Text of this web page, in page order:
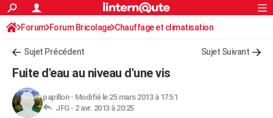
ACTUALITÉS
Politique
Société
Faits Divers
Education
Monde
Villes
+
FINANCE
Retraite
Impôts
Epargne
Immobilier
Risques naturels par ville
Banque
Assurance
Crédit
AUTO
Rechercher
S'inscrire
Connexion
Forum Forum Bricolage Chauffage et climatisation
Sujet Précédent Sujet Suivant
Fuite d'eau au niveau d'une vis
papillon- Modifié le 25 mars 2013 à 17:51
JFG - 2 avr. 2013 à 20:25